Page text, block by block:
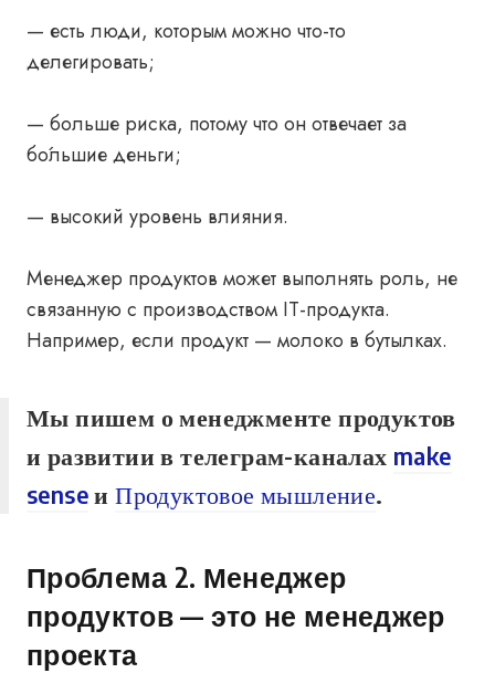
— есть люди, которым можно что-то
делегировать;
— больше риска, потому что он отвечает за
бо́льшие деньги;
— высокий уровень влияния.
Менеджер продуктов может выполнять роль, не
связанную с производством IT-продукта.
Например, если продукт — молоко в бутылках.
Мы пишем о менеджменте продуктов
и развитии в телеграм-каналах make
senseиПродуктовое мышление.
Проблема 2. Менеджер
продуктов — это не менеджер
проекта